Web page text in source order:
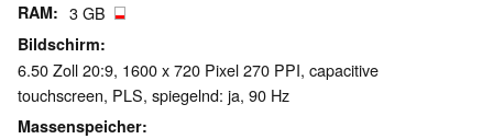
RAM 3 GB
Bildschirm
6.50 Zoll 20:9, 1600 x 720 Pixel 270 PPI, capacitive
touchscreen, PLS, spiegelnd: ja, 90 Hz
Massenspeicher